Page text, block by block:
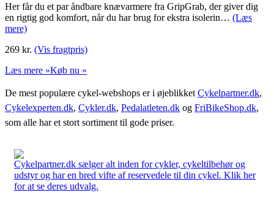
Her får du et par åndbare knævarmere fra GripGrab, der giver dig
en rigtig god komfort, når du har brug for ekstra isolerin… (Læs
mere)
269 kr. (Vis fragtpris)
Læs mere »Køb nu »
De mest populære cykel-webshops er i øjeblikket Cykelpartner.dk,
Cykelexperten.dk, Cykler.dk, Pedalatleten.dk og FriBikeShop.dk,
som alle har et stort sortiment til gode priser.
Cykelpartner.dk sælger alt inden for cykler, cykeltilbehør og
udstyr og har en bred vifte af reservedele til din cykel. Klik her
for at se deres udvalg.